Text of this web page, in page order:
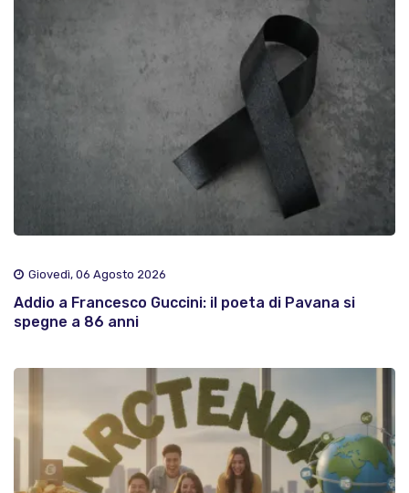
Giovedì, 06 Agosto 2026
Addio a Francesco Guccini: il poeta di Pavana si
spegne a 86 anni